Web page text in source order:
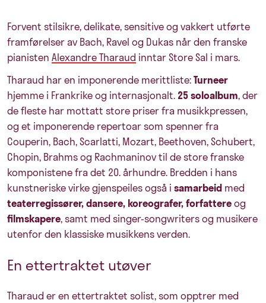
Forvent stilsikre, delikate, sensitive og vakkert utførte
framførelser av Bach, Ravel og Dukas når den franske
pianisten Alexandre Tharaud inntar Store Sal i mars.
Tharaud har en imponerende merittliste:Turneer
hjemme i Frankrike og internasjonalt. 25 soloalbum, der
de fleste har mottatt store priser fra musikkpressen,
og et imponerende repertoar som spenner fra
Couperin, Bach, Scarlatti, Mozart, Beethoven, Schubert,
Chopin, Brahms og Rachmaninov til de store franske
komponistene fra det 20. århundre. Bredden i hans
kunstneriske virke gjenspeiles også i samarbeid med
teaterregissører, dansere, koreografer, forfattereog
filmskapere, samt med singer-songwriters og musikere
utenfor den klassiske musikkens verden.
En ettertraktet utøver
Tharaud er en ettertraktet solist, som opptrer med